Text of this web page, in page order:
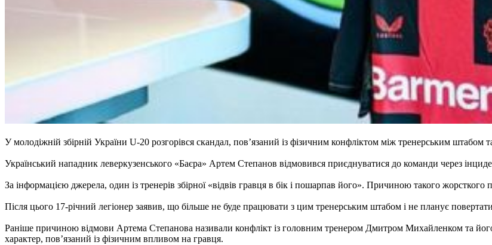
У молодіжній збірній України U-20 розгорівся скандал, пов’язаний із фізичним конфліктом між тренерським штабом
Український нападник леверкузенського «Баєра» Артем Степанов відмовився приєднуватися до команди через
За інформацією джерела, один із тренерів збірної «відвів гравця в бік і пошарпав його». Причиною такого
Після цього 17-річний легіонер заявив, що більше не буде працювати з цим тренерським штабом і не планує
Раніше причиною відмови Артема Степанова називали конфлікт із головним тренером Дмитром Михайленком та
характер, пов’язаний із фізичним впливом на гравця.